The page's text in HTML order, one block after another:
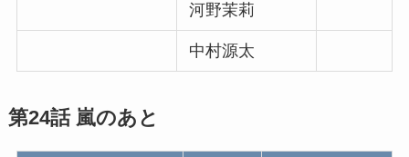
河野茉莉
中村源太
第24話 嵐のあと